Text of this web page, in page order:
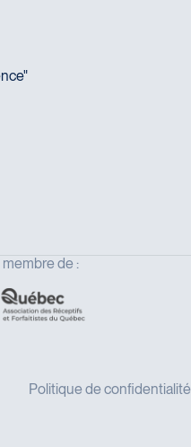
de :